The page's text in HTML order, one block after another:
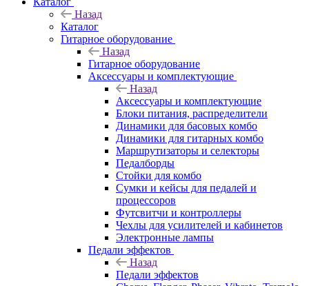
Назад
Каталог
Гитарное оборудование
Назад
Гитарное оборудование
Аксессуары и комплектующие
Назад
Аксессуары и комплектующие
Блоки питания, распределители
Динамики для басовых комбо
Динамики для гитарных комбо
Маршрутизаторы и селекторы
Педалборды
Стойки для комбо
Сумки и кейсы для педалей и
процессоров
Футсвитчи и контроллеры
Чехлы для усилителей и кабинетов
Электронные лампы
Педали эффектов
Назад
Педали эффектов